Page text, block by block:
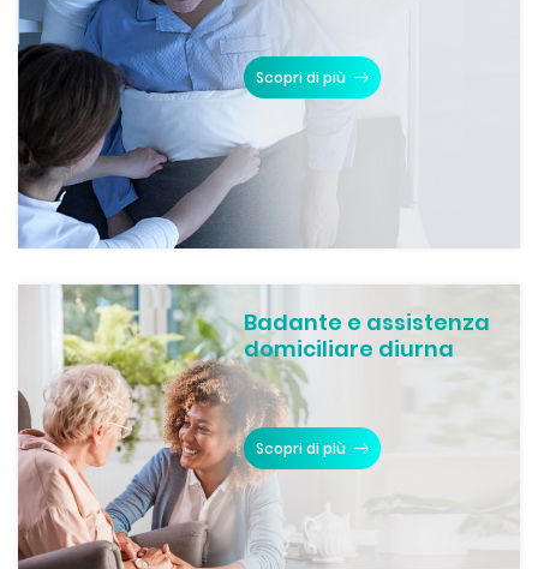
Scopri di più
Badante e assistenza
domiciliare diurna
Scopri di più